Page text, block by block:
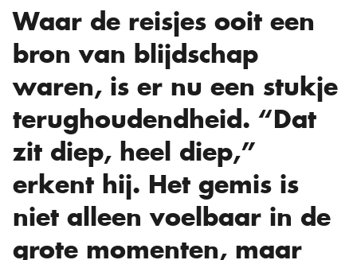
Waar de reisjes ooit een
bron van blijdschap
waren, is er nu een stukje
terughoudendheid. “Dat
zit diep, heel diep,”
erkent hij. Het gemis is
niet alleen voelbaar in de
grote momenten, maar